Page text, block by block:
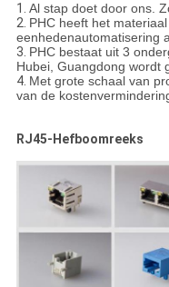
1. Al stap doet door ons.
2. PHC heeft het
eenhedenautomatisering
3. PHC bestaat uit 3
Hubei, Guangdong wordt
4. Met grote schaal van
van de
RJ45-Hefboomreeks